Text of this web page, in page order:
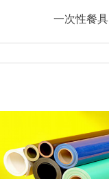
一次性餐具